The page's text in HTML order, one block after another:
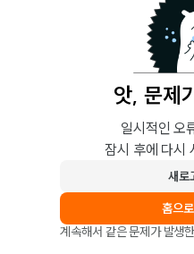
앗, 문제
일시적인 오
잠시 후에 다시
새로
홈으
계속해서 같은 문제가 발생